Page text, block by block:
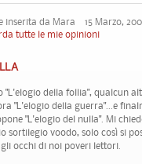
inserita da Mara 15 Marzo,
tutte le mie opinioni
"L'elogio della follia", qualcun
"L'elogio della guerra"...e
"L'elogio del nulla". Mi
sortilegio voodo, solo così si
occhi di noi poveri lettori.